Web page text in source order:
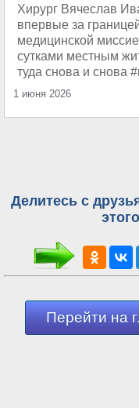
Хирург Вячеслав
впервые за
медицинской
сутками местным
туда снова и снова
1 июня 2026
Делитесь с
Перейти на